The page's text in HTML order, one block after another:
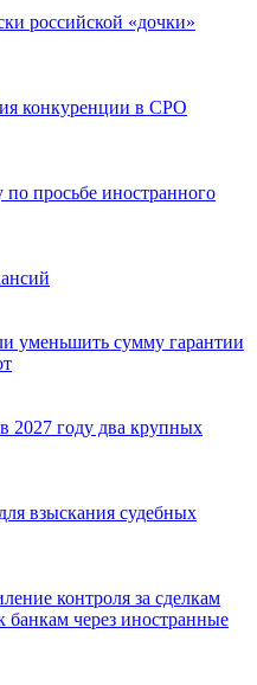
российской «дочки»
конкуренции в СРО
просьбе иностранного
уменьшить сумму гарантии
2027 году два крупных
взыскания судебных
контроля за сделкам
банкам через иностранные